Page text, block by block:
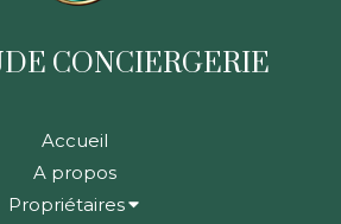
CONCIERGERIE
Accueil
A propos
Propriétaires